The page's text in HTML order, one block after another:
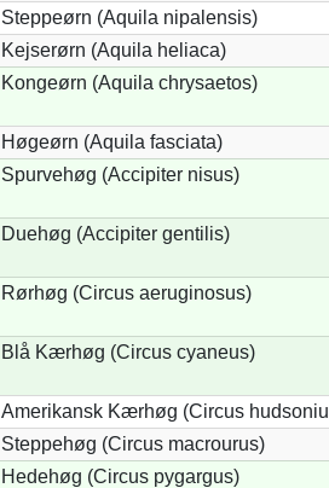
Steppeørn (Aquila nipalensis)
Kejserørn (Aquila heliaca)
Kongeørn (Aquila chrysaetos)
Høgeørn (Aquila fasciata)
Spurvehøg (Accipiter nisus)
Duehøg (Accipiter gentilis)
Rørhøg (Circus aeruginosus)
Blå Kærhøg (Circus cyaneus)
Amerikansk Kærhøg (Circus
Steppehøg (Circus macrourus)
Hedehøg (Circus pygargus)